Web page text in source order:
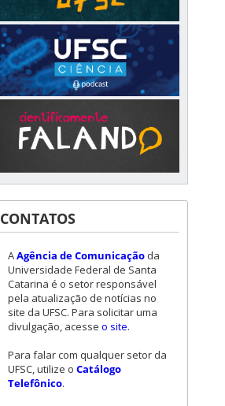
CONTATOS
AAgência de Comunicação da
Universidade Federal de Santa
Catarina é o setor responsável
pela atualização de notícias no
site da UFSC. Para solicitar uma
divulgação, acesse o site.
Para falar com qualquer setor da
UFSC, utilize o Catálogo
Telefônico.